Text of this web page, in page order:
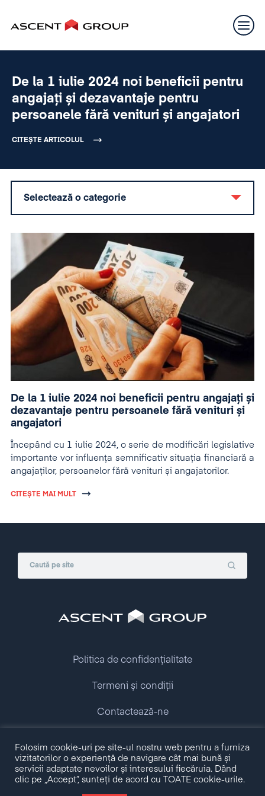
De la 1 iulie 2024 noi beneficii pentru
angajați și dezavantaje pentru
persoanele fără venituri și angajatori
CITEȘTE ARTICOLUL
Selectează o categorie
De la 1 iulie 2024 noi beneficii pentru angajați și
dezavantaje pentru persoanele fără venituri și
angajatori
Începând cu 1 iulie 2024, o serie de modificări legislative
importante vor influența semnificativ situația financiară a
angajaților, persoanelor fără venituri și angajatorilor.
CITEȘTE MAI MULT
Copyright © 2009 - 2026 Ascent Group.
All rights reserved.
Politica de confidențialitate
Termeni și condiții
Contactează-ne
Folosim cookie-uri pe site-ul nostru web pentru a furniza
vizitatorilor o experiență de navigare cât mai bună și
servicii adaptate nevoilor și interesului fiecăruia. Dând
clic pe „Accept”, sunteți de acord cu TOATE cookie-urile.